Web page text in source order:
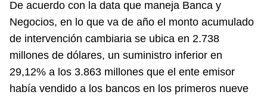
De acuerdo con la data que maneja Banca y
Negocios, en lo que va de año el monto acumulado
de intervención cambiaria se ubica en 2.738
millones de dólares, un suministro inferior en
29,12% a los 3.863 millones que el ente emisor
había vendido a los bancos en los primeros nueve